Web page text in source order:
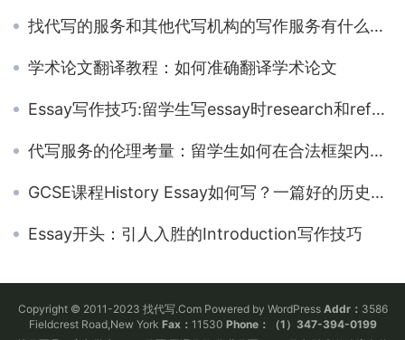
找代写的服务和其他代写机构的写作服务有什么不一样
学术论文翻译教程：如何准确翻译学术论文
Essay写作技巧:留学生写essay时research和reference的方法
代写服务的伦理考量：留学生如何在合法框架内使用
GCSE课程History Essay如何写？一篇好的历史论文需要什么？
Essay开头：引人入胜的Introduction写作技巧
Copyright © 2011-2023 找代写.Com Powered by WordPress Addr： 3586
Fieldcrest Road,New York Fax： 11530 Phone：（1）347-394-0199